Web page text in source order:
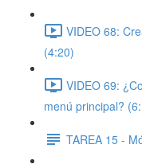
VIDEO 68:
(4:20)
VIDEO 69:
menú principal?
TAREA 15 -